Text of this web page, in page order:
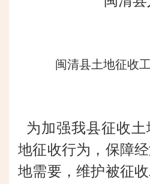
2021
闽清县土地征收
为加强我县征收土
地征收行为，保障
地需要，维护被征